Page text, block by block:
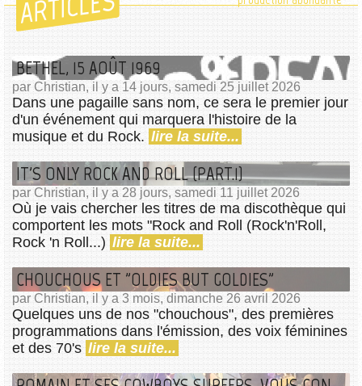
BETHEL, 15 AOÛT 1969
par Christian, il y a 14 jours, samedi 25 juillet 2026
Dans une pagaille sans nom, ce sera le premier jour
d'un événement qui marquera l'histoire de la
musique et du Rock. lire la suite...
IT'S ONLY ROCK AND ROLL (PART.1)
par Christian, il y a 28 jours, samedi 11 juillet 2026
Où je vais chercher les titres de ma discothèque qui
comportent les mots "Rock and Roll (Rock'n'Roll,
Rock 'n Roll...) lire la suite...
CHOUCHOUS ET "OLDIES BUT GOLDIES"
par Christian, il y a 3 mois, dimanche 26 avril 2026
Quelques uns de nos "chouchous", des premières
programmations dans l'émission, des voix féminines
et des 70's lire la suite...